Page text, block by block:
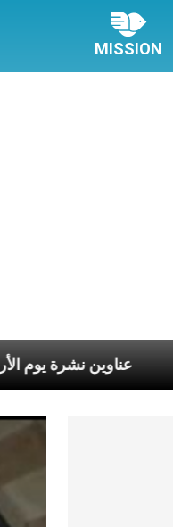
MISSION
حياة الكنيسة